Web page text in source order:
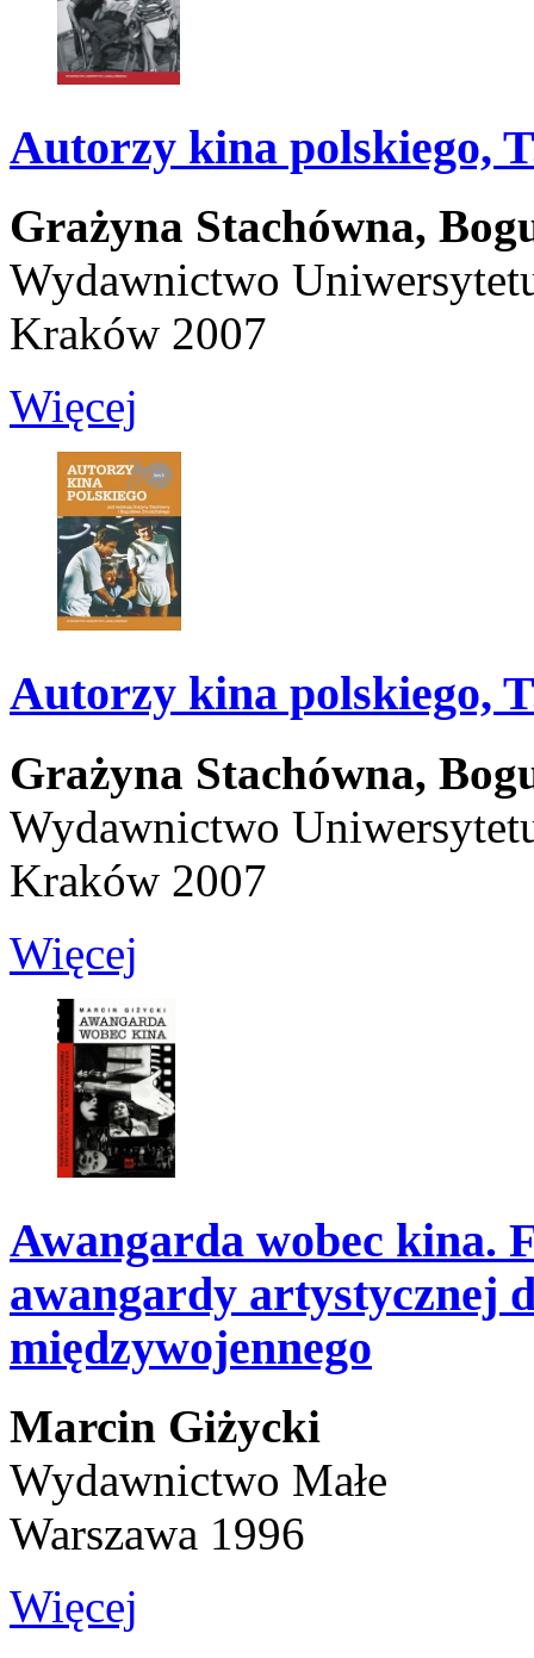
Autorzy kina polskiego,
Grażyna Stachówna,
Wydawnictwo
Kraków 2007
Więcej
Autorzy kina polskiego,
Grażyna Stachówna,
Wydawnictwo
Kraków 2007
Więcej
Awangarda wobec kina.
awangardy artystycznej
międzywojennego
Marcin Giżycki
Wydawnictwo Małe
Warszawa 1996
Więcej